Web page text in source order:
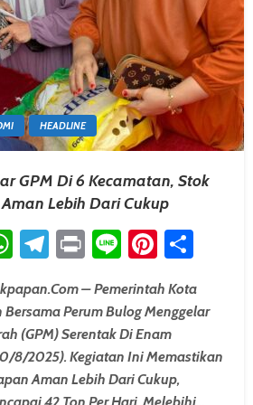
HEADLINE
GPM Di 6 Kecamatan, Stok
Lebih Dari Cukup
WhatsApp
Telegram
PrintLine
– Pemerintah Kota
Perum Bulog Menggelar
(GPM) Serentak Di Enam
8/2025). Kegiatan Ini Memastikan
Aman Lebih Dari Cukup,